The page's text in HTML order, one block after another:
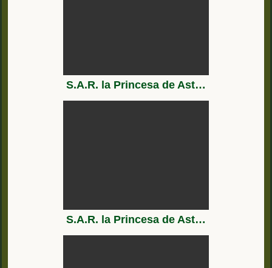
S.A.R. la Princesa de Asturias durante su instrucción en el Buque Escuela “Juan Sebastián de Elcano”
S.A.R. la Princesa de Asturias en su primer día en la Escuela Naval Militar